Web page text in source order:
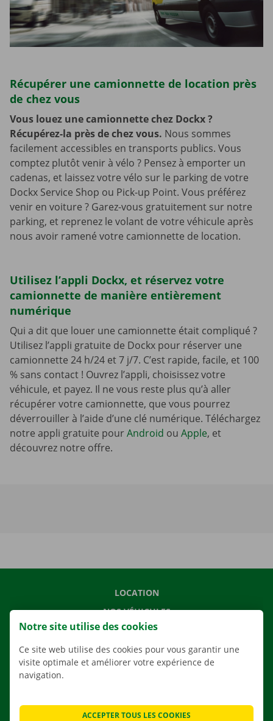
Récupérer une camionnette de location près
de chez vous
Vous louez une camionnette chez Dockx ?
Récupérez-la près de chez vous. Nous sommes
facilement accessibles en transports publics. Vous
comptez plutôt venir à vélo ? Pensez à emporter un
cadenas, et laissez votre vélo sur le parking de votre
Dockx Service Shop ou Pick-up Point. Vous préférez
venir en voiture ? Garez-vous gratuitement sur notre
parking, et reprenez le volant de votre véhicule après
nous avoir ramené votre camionnette de location.
Utilisez l’appli Dockx, et réservez votre
camionnette de manière entièrement
numérique
Qui a dit que louer une camionnette était compliqué ?
Utilisez l’appli gratuite de Dockx pour réserver une
camionnette 24 h/24 et 7 j/7. C’est rapide, facile, et 100
% sans contact ! Ouvrez l’appli, choisissez votre
véhicule, et payez. Il ne vous reste plus qu’à aller
récupérer votre camionnette, que vous pourrez
déverrouiller à l’aide d’une clé numérique. Téléchargez
notre appli gratuite pourAndroid ou Apple, et
découvrez notre offre.
LOCATION
NOS VÉHICULES
NOS SERVICES
AGENCES
APPLI
Notre site utilise des cookies
Ce site web utilise des cookies pour vous garantir une
visite optimale et améliorer votre expérience de
navigation.
ACCEPTER TOUS LES COOKIES